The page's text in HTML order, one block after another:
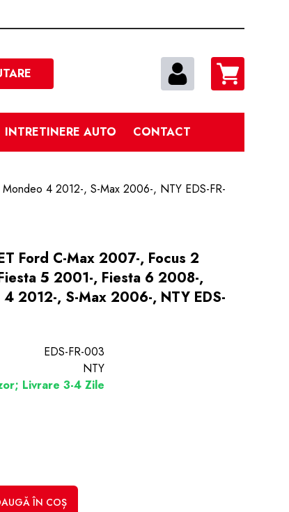
Cautare
INTRETINERE AUTO CONTACT
4 2012-, S-Max 2006-, NTY EDS-FR-
Ford C-Max 2007-, Focus 2
5 2001-, Fiesta 6 2008-,
2012-, S-Max 2006-, NTY EDS-
EDS-FR-003
NTY
Livrare 3-4 Zile
ÎN COȘ